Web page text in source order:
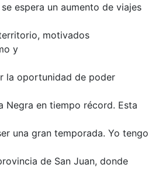
espera un aumento de viajes
motivados
y
la oportunidad de poder
Negra en tiempo récord. Esta
una gran temporada. Yo tengo
de San Juan, donde